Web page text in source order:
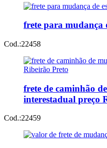
frete para mudança
Cod.:22458
frete de caminhão
interestadual preço
Cod.:22459